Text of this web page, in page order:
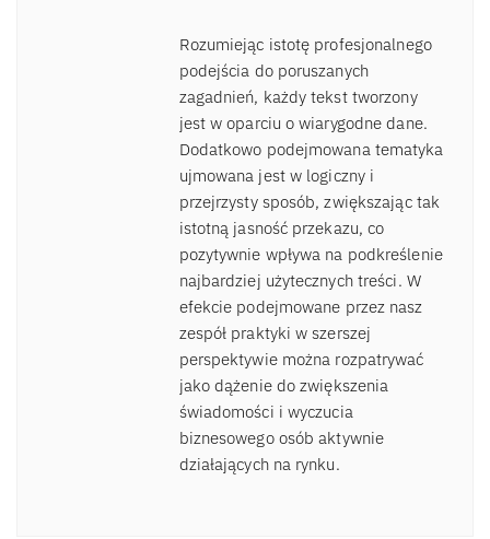
Rozumiejąc istotę profesjonalnego
podejścia do poruszanych
zagadnień, każdy tekst tworzony
jest w oparciu o wiarygodne dane.
Dodatkowo podejmowana tematyka
ujmowana jest w logiczny i
przejrzysty sposób, zwiększając tak
istotną jasność przekazu, co
pozytywnie wpływa na podkreślenie
najbardziej użytecznych treści. W
efekcie podejmowane przez nasz
zespół praktyki w szerszej
perspektywie można rozpatrywać
jako dążenie do zwiększenia
świadomości i wyczucia
biznesowego osób aktywnie
działających na rynku.